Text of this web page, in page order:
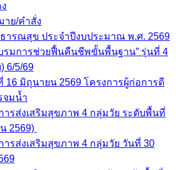
ย/คำสั่ง
ารณสุข ประจำปีงบประมาณ พ.ศ. 2569
รมการช่วยฟื้นคืนชีพขั้นพื้นฐาน” รุ่นที่ 4
6/5/69
16 มิถุนายน 2569 โครงการผู้ก่อการดี
จมน้ำ
ารส่งเสริมสุขภาพ 4 กลุ่มวัย ระดับพื้นที่
2569)
ารส่งเสริมสุขภาพ 4 กลุ่มวัย วันที่ 30
รส่งเสริมสุขภาพ 4 กลุ่มวัย ระดับพื้นที่